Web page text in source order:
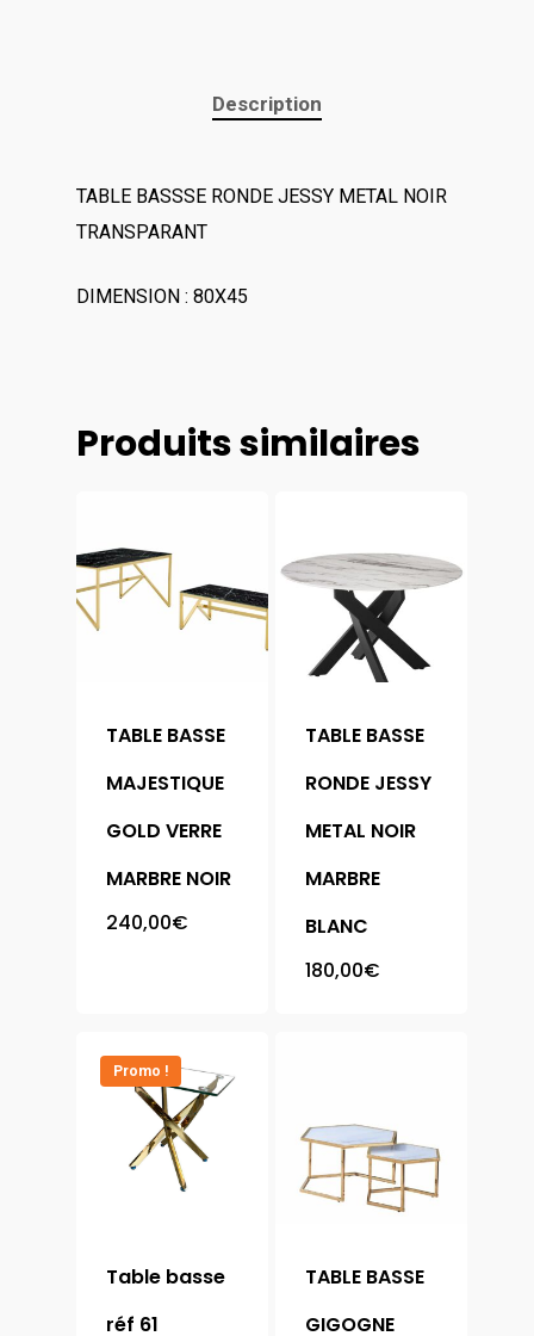
Description
TABLE BASSSE RONDE JESSY METAL NOIR
TRANSPARANT
DIMENSION : 80X45
Produits similaires
TABLE BASSE
MAJESTIQUE
GOLD VERRE
MARBRE NOIR
240,00€
TABLE BASSE
RONDE JESSY
METAL NOIR
MARBRE
BLANC
180,00€
Promo !
Table basse
réf 61
TABLE BASSE
GIGOGNE
Accueil